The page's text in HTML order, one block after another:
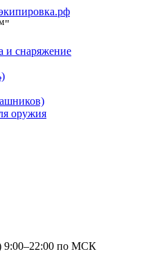
и снаряжение
оружия
по МСК